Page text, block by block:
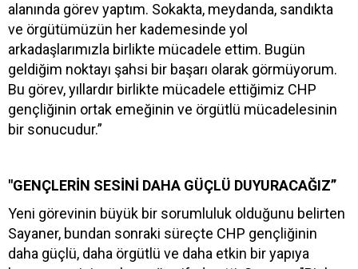
alanında görev yaptım. Sokakta, meydanda, sandıkta
ve örgütümüzün her kademesinde yol
arkadaşlarımızla birlikte mücadele ettim. Bugün
geldiğim noktayı şahsi bir başarı olarak görmüyorum.
Bu görev, yıllardır birlikte mücadele ettiğimiz CHP
gençliğinin ortak emeğinin ve örgütlü mücadelesinin
bir sonucudur.”
"GENÇLERİN SESİNİ DAHA GÜÇLÜ DUYURACAĞIZ”
Yeni görevinin büyük bir sorumluluk olduğunu belirten
Sayaner, bundan sonraki süreçte CHP gençliğinin
daha güçlü, daha örgütlü ve daha etkin bir yapıya